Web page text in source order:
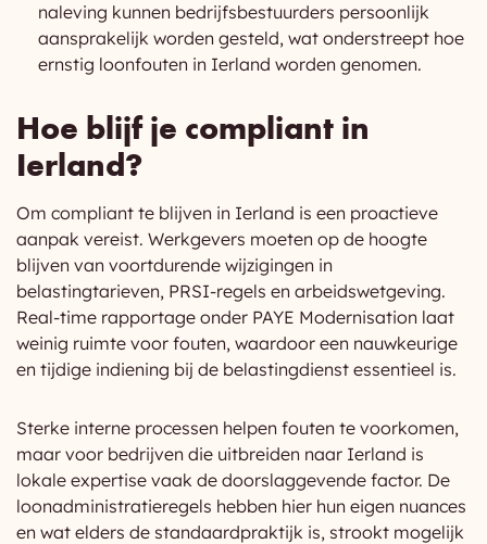
naleving kunnen bedrijfsbestuurders persoonlijk
aansprakelijk worden gesteld, wat onderstreept hoe
ernstig loonfouten in Ierland worden genomen.
Hoe blijf je compliant in
Ierland?
Om compliant te blijven in Ierland is een proactieve
aanpak vereist. Werkgevers moeten op de hoogte
blijven van voortdurende wijzigingen in
belastingtarieven, PRSI-regels en arbeidswetgeving.
Real-time rapportage onder PAYE Modernisation laat
weinig ruimte voor fouten, waardoor een nauwkeurige
en tijdige indiening bij de belastingdienst essentieel is.
Sterke interne processen helpen fouten te voorkomen,
maar voor bedrijven die uitbreiden naar Ierland is
lokale expertise vaak de doorslaggevende factor. De
loonadministratieregels hebben hier hun eigen nuances
en wat elders de standaardpraktijk is, strookt mogelijk